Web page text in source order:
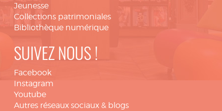
Jeunesse
Collections patrimoniales
Bibliothèque numérique
SUIVEZ NOUS !
Facebook
Instagram
Youtube
Autres réseaux sociaux & blogs